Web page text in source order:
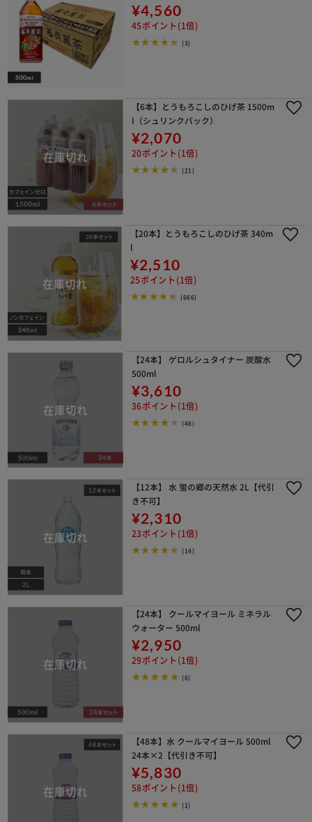
¥4,560
45ポイント(1倍)
(3)
【6本】とうもろこしのひげ茶 1500m
l（シュリンクパック）
¥2,070
20ポイント(1倍)
(21)
【20本】とうもろこしのひげ茶 340m
l
¥2,510
25ポイント(1倍)
(666)
【24本】 ゲロルシュタイナー 炭酸水
500ml
¥3,610
36ポイント(1倍)
(48)
【12本】 水 蛍の郷の天然水 2L【代引
き不可】
¥2,310
23ポイント(1倍)
(14)
【24本】 クールマイヨール ミネラル
ウォーター 500ml
¥2,950
29ポイント(1倍)
(6)
【48本】水 クールマイヨール 500ml
24本×2【代引き不可】
¥5,830
58ポイント(1倍)
(1)